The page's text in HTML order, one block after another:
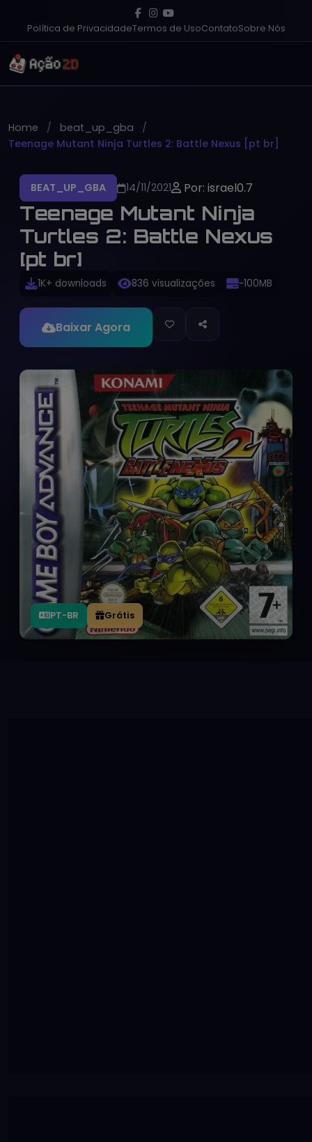
Política de PrivacidadeTermos de UsoContatoSobre Nós
Home
beat_up_gba
Teenage Mutant Ninja Turtles 2: Battle Nexus [pt br]
BEAT_UP_GBA 14/11/2021 Por: israel0.7
Teenage Mutant Ninja
Turtles 2: Battle Nexus
[pt br]
1K+ downloads 836 visualizações ~100MB
Baixar Agora
PT-BR Grátis